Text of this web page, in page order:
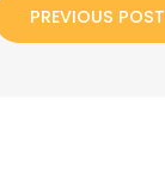
PREVIOUS POST